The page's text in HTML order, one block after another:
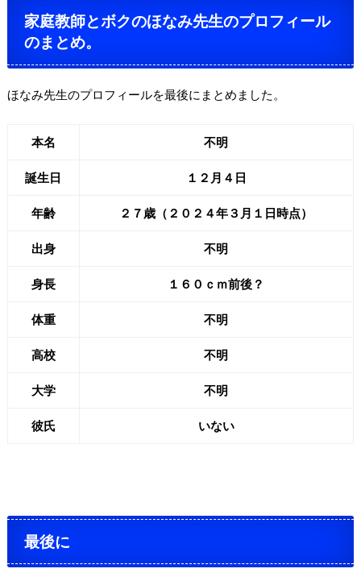
家庭教師とボクのほなみ先生のプロフィール
のまとめ。
ほなみ先生のプロフィールを最後にまとめました。
本名 不明
誕生日 １２月４日
年齢 ２７歳（２０２４年３月１日時点）
出身 不明
身長 １６０ｃｍ前後？
体重 不明
高校 不明
大学 不明
彼氏 いない
最後に